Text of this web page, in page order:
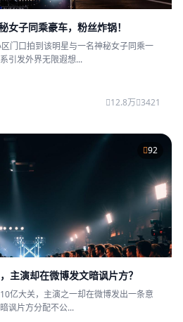
女子同乘豪车，粉丝炸锅！
门口拍到该明星与一名神秘女子同乘一
引发外界无限遐想...
12.8万 3421
92
主演却在微博发文暗讽片方？
亿大关，主演之一却在微博发出一条意
讽片方分配不公...